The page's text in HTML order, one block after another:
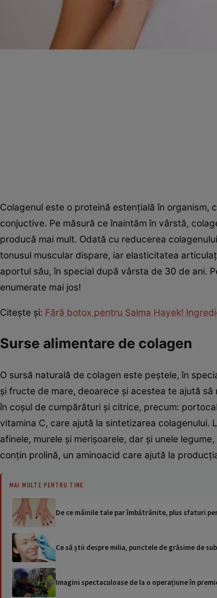
Colagenul este o proteină estențială în organism,
conjuctive. Pe măsură ce înaintăm în vârstă,
producă mai mult. Odată cu reducerea
tonusul muscular dispare, iar elasticitatea
aportul său, în special după vârsta de 30 de ani.
enumerate mai jos!
Citește și: Fără botox pentru Salma Hayek!
Surse alimentare de colagen
O sursă naturală de colagen este peștele, în
și fructe de mare, deoarece și acestea te ajută
în coșul de cumpărături și citrice, precum:
vitamina C, care ajută la sintetizarea
afinele, murele și merișoarele, dar și unele
conțin prolină, un aminoacid care ajută la
MAI MULTE PENTRU TINE
De ce mâinile tale par îmbătrânite, plus sfaturi
Ce să știi despre milia, punctele de grăsime de
Imagini spectaculoase de la o operațiune în